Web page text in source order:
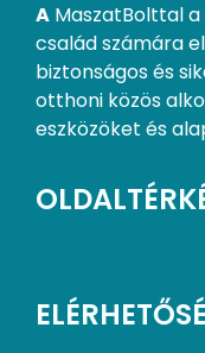
A MaszatBolttal
család számára
biztonságos és
otthoni közös
eszközöket és